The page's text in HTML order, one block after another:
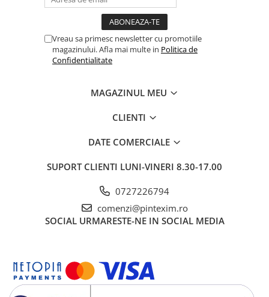
Markere permanente
Markere speciale pentru desen
Pixuri si rezerve
Produse Craft
Jocuri / Party
Diverse articole pentru scoala
Pachete scolare
Carioci
Cerneala si rezerva pentru stilou
Vreau sa primesc newsletter cu promotiile
magazinului. Afla mai multe in Politica de
Confidentialitate
MAGAZINUL MEU
CLIENTI
DATE COMERCIALE
SUPORT CLIENTI LUNI-VINERI 8.30-17.00
0727226794
comenzi@pintexim.ro
SOCIAL URMARESTE-NE IN SOCIAL MEDIA